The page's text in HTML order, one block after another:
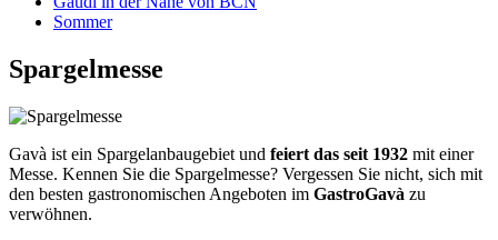
Sommer
Spargelmesse
Gavà ist ein Spargelanbaugebiet und feiert das seit 1932 mit einer
Messe. Kennen Sie die Spargelmesse? Vergessen Sie nicht, sich mit
den besten gastronomischen Angeboten im GastroGavà zu
verwöhnen.